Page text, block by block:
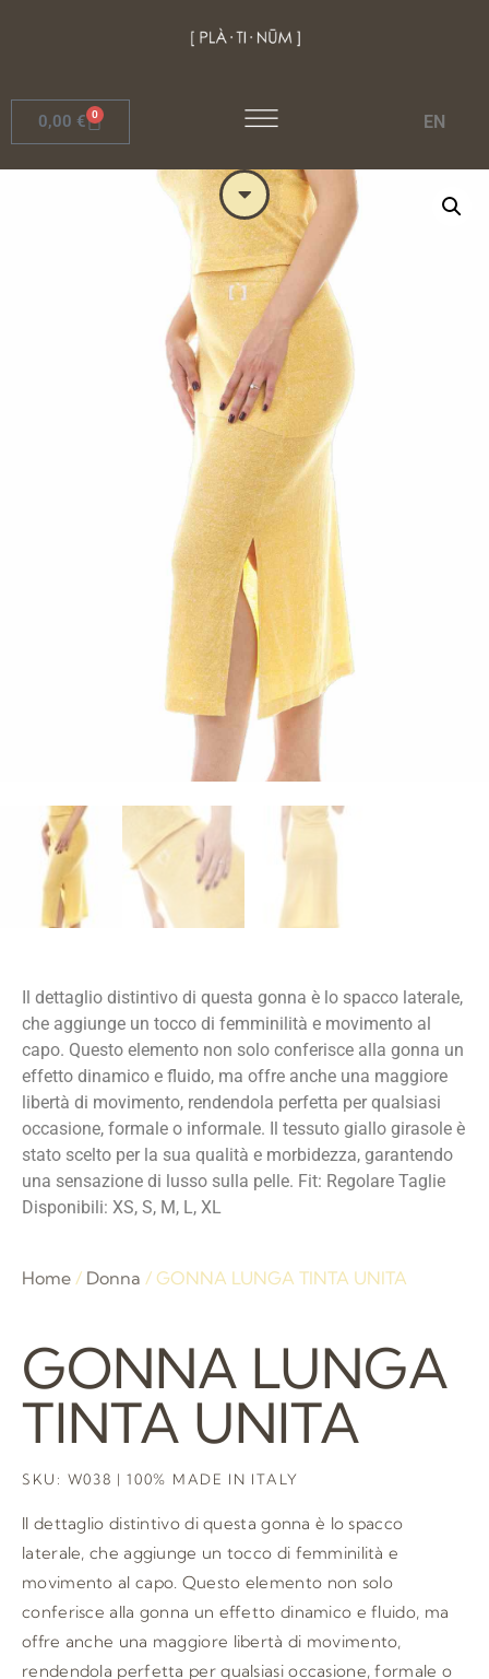
0,00 € 0 EN
Il dettaglio distintivo di questa gonna è lo spacco laterale,
che aggiunge un tocco di femminilità e movimento al
capo. Questo elemento non solo conferisce alla gonna un
effetto dinamico e fluido, ma offre anche una maggiore
libertà di movimento, rendendola perfetta per qualsiasi
occasione, formale o informale. Il tessuto giallo girasole è
stato scelto per la sua qualità e morbidezza, garantendo
una sensazione di lusso sulla pelle. Fit: Regolare Taglie
Disponibili: XS, S, M, L, XL
Home / Donna / GONNA LUNGA TINTA UNITA
GONNA LUNGA
TINTA UNITA
SKU: W038 | 100% MADE IN ITALY
Il dettaglio distintivo di questa gonna è lo spacco
laterale, che aggiunge un tocco di femminilità e
movimento al capo. Questo elemento non solo
conferisce alla gonna un effetto dinamico e fluido, ma
offre anche una maggiore libertà di movimento,
rendendola perfetta per qualsiasi occasione, formale o